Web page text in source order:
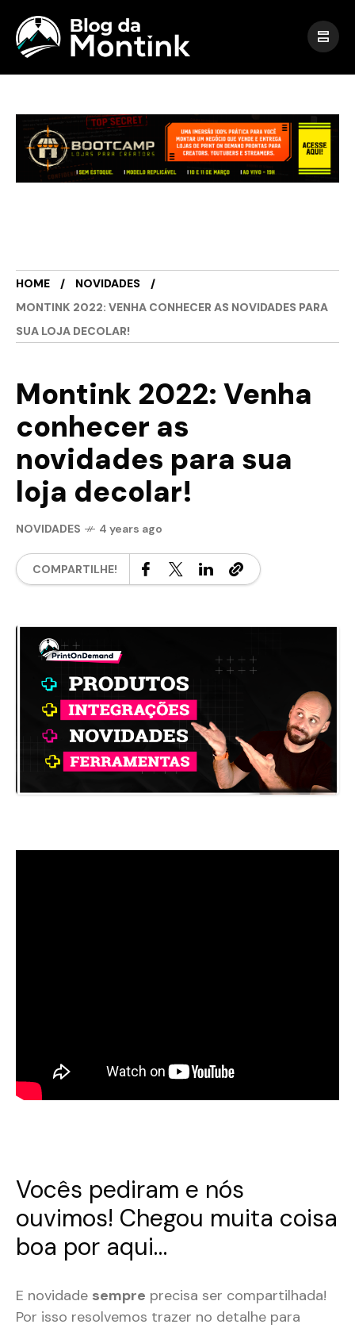
HOME
NOVIDADES
MONTINK 2022: VENHA CONHECER AS NOVIDADES PARA
SUA LOJA DECOLAR!
Montink 2022: Venha
conhecer as
novidades para sua
loja decolar!
NOVIDADES 4 years ago
COMPARTILHE!
Vocês pediram e nós
ouvimos! Chegou muita coisa
boa por aqui…
E novidade sempre precisa ser compartilhada!
Por isso resolvemos trazer no detalhe para